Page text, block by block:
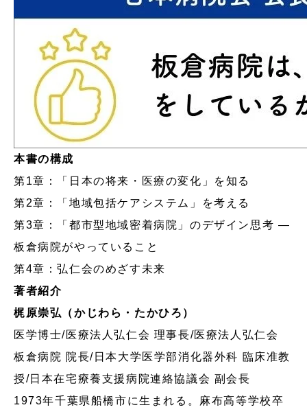
本書の構成
第1章：「日本の将来・医療の変化」を知る
第2章：「地域包括ケアシステム」を考える
第3章：「都市型地域密着病院」のデザイン思考 ―
板倉病院がやっていること
第4章：弘仁会のめざす未来
著者紹介
梶原崇弘（かじわら・たかひろ）
医学博士/医療法人弘仁会 理事長/医療法人弘仁会
板倉病院 院長/日本大学医学部消化器外科 臨床准教
授/日本在宅療養支援病院連絡協議会 副会長
1973年千葉県船橋市に生まれる。麻布高等学校卒